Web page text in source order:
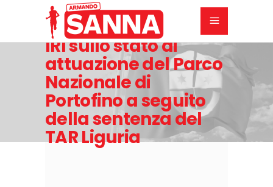
IRI sullo stato di
attuazione del Parco
Nazionale di
Portofino a seguito
della sentenza del
TAR Liguria